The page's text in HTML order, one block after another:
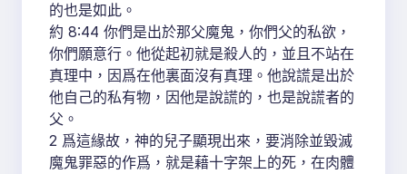
的也是如此。
約 8:44 你們是出於那父魔鬼，你們父的私欲，
你們願意行。他從起初就是殺人的，並且不站在
真理中，因爲在他裏面沒有真理。他說謊是出於
他自己的私有物，因他是說謊的，也是說謊者的
父。
2 爲這緣故，神的兒子顯現出來，要消除並毀滅
魔鬼罪惡的作爲，就是藉十字架上的死，在肉體